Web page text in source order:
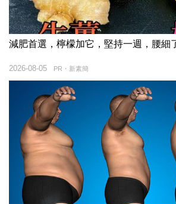
減肥首選，檸檬加它，堅持一週，腰細
PR・新素簡
2026-08-05